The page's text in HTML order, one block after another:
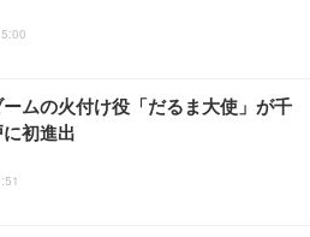
ムの火付け役「だるま大使」が千
初進出